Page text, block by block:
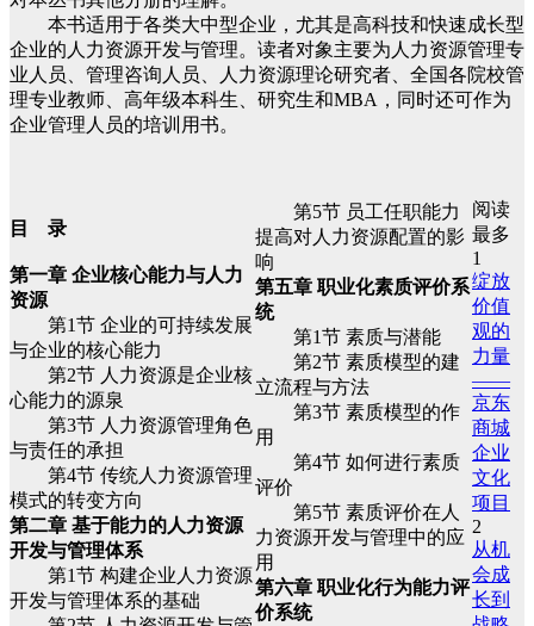
本书适用于各类大中型企业，尤其是高科技和快速成长型
企业的人力资源开发与管理。读者对象主要为人力资源管理专
业人员、管理咨询人员、人力资源理论研究者、全国各院校管
理专业教师、高年级本科生、研究生和MBA，同时还可作为
企业管理人员的培训用书。
目 录
第一章 企业核心能力与人力
资源
第1节 企业的可持续发展
与企业的核心能力
第2节 人力资源是企业核
心能力的源泉
第3节 人力资源管理角色
与责任的承担
第4节 传统人力资源管理
模式的转变方向
第二章 基于能力的人力资源
开发与管理体系
第1节 构建企业人力资源
开发与管理体系的基础
第5节 员工任职能力
提高对人力资源配置的影
响
第五章 职业化素质评价系
统
第1节 素质与潜能
第2节 素质模型的建
立流程与方法
第3节 素质模型的作
用
第4节 如何进行素质
评价
第5节 素质评价在人
力资源开发与管理中的应
用
第六章 职业化行为能力评
价系统
阅读
最多
1
绽放
价值
观的
力量
——
京东
商城
企业
文化
项目
2
从机
会成
长到